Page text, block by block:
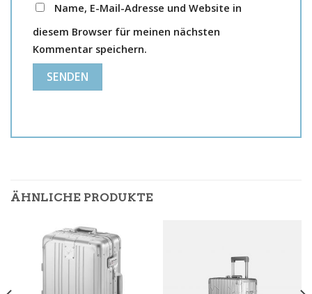
Name, E-Mail-Adresse und Website in
diesem Browser für meinen nächsten
Kommentar speichern.
ÄHNLICHE PRODUKTE